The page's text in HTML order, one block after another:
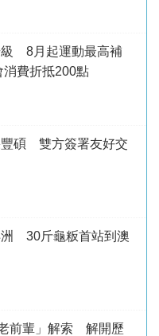
級 8月起運動最高補
消費折抵200點
豐碩 雙方簽署友好交
洲 30斤龜粄首站到澳
前輩」解索 解開歷